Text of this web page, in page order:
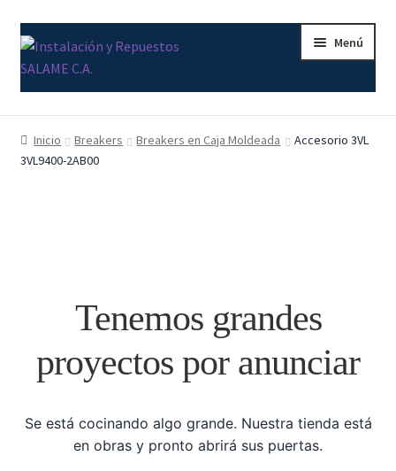
Ir
a
la
Ir
al
contenido
Menú
Inicio
Carrito
Finalizar compra
Sample Page
Inicio Breakers Breakers en Caja Moldeada
Accesorio 3VL
3VL9400-2AB00
Tenemos grandes
proyectos por anunciar
Se está cocinando algo grande. Nuestra tienda está
en obras y pronto abrirá sus puertas.